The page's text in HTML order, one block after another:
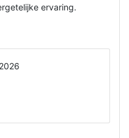
ervaring.